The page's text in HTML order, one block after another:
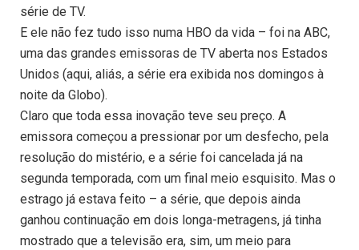
série de TV.
E ele não fez tudo isso numa HBO da vida – foi na ABC,
uma das grandes emissoras de TV aberta nos Estados
Unidos (aqui, aliás, a série era exibida nos domingos à
noite da Globo).
Claro que toda essa inovação teve seu preço. A
emissora começou a pressionar por um desfecho, pela
resolução do mistério, e a série foi cancelada já na
segunda temporada, com um final meio esquisito. Mas o
estrago já estava feito – a série, que depois ainda
ganhou continuação em dois longa-metragens, já tinha
mostrado que a televisão era, sim, um meio para